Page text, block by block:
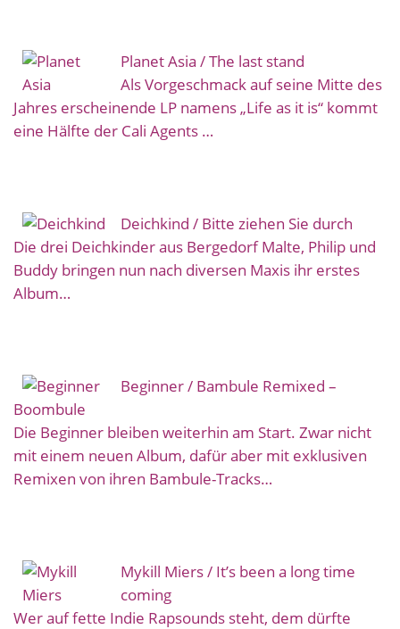
Planet Asia / The last stand
Als Vorgeschmack auf seine Mitte des
Jahres erscheinende LP namens „Life as it is“ kommt
eine Hälfte der Cali Agents …
Deichkind / Bitte ziehen Sie durch
Die drei Deichkinder aus Bergedorf Malte, Philip und
Buddy bringen nun nach diversen Maxis ihr erstes
Album…
Beginner / Bambule Remixed –
Boombule
Die Beginner bleiben weiterhin am Start. Zwar nicht
mit einem neuen Album, dafür aber mit exklusiven
Remixen von ihren Bambule-Tracks…
Mykill Miers / It’s been a long time
coming
Wer auf fette Indie Rapsounds steht, dem dürfte